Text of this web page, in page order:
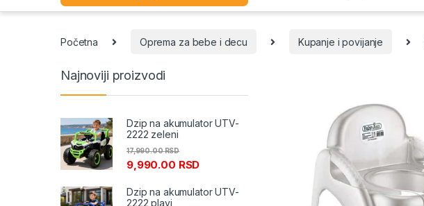
Početna Oprema za bebe i decu Kupanje i povijanje
Najnoviji proizvodi
Dzip na akumulator UTV-
2222 zeleni
9,990.00 RSD
17,990.00RSD
Dzip na akumulator UTV-
2222 plavi